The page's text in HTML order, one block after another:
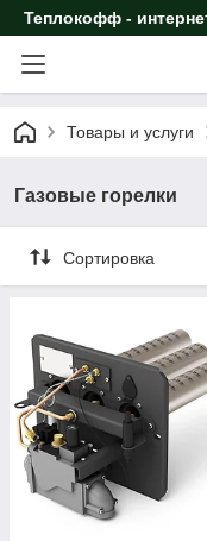
Теплокофф -
Товары и услуги
Газовые горелки
Сортировка